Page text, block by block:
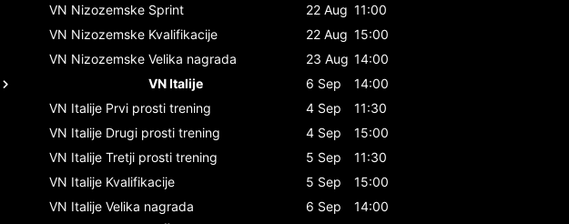
VN Nizozemske Sprint 22 Aug 11:00
VN Nizozemske Kvalifikacije 22 Aug 15:00
VN Nizozemske Velika nagrada 23 Aug 14:00
VN Italije
6 Sep
14:00
VN Italije Prvi prosti trening 4 Sep
11:30
VN Italije Drugi prosti trening 4 Sep
15:00
VN Italije Tretji prosti trening 5 Sep
11:30
VN Italije Kvalifikacije 5 Sep
15:00
VN Italije Velika nagrada 6 Sep
14:00